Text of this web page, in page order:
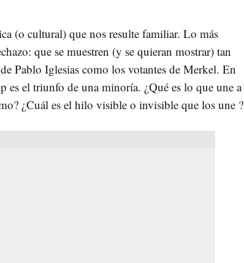
(o cultural) que nos resulte familiar. Lo más
que se muestren (y se quieran mostrar) tan
Pablo Iglesias como los votantes de Merkel. En
es el triunfo de una minoría. ¿Qué es lo que une a
¿Cuál es el hilo visible o invisible que los une ?